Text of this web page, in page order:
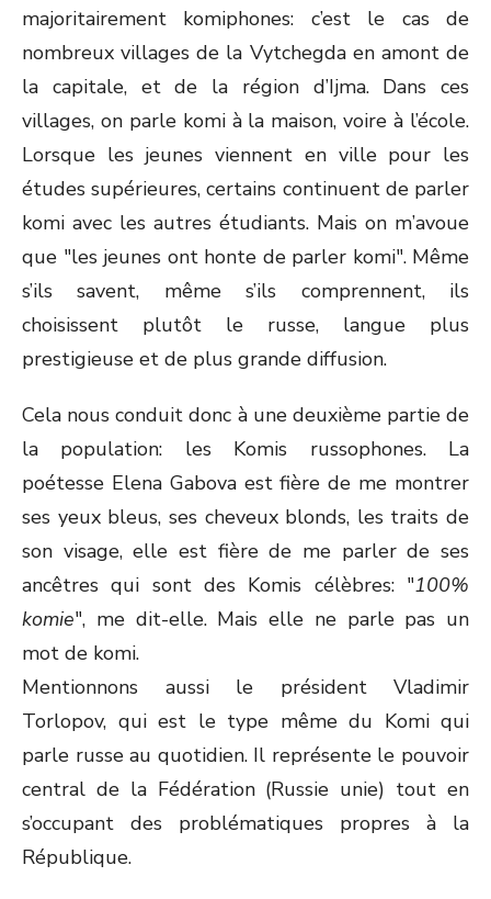
majoritairement komiphones: c’est le cas de
nombreux villages de la Vytchegda en amont de
la capitale, et de la région d’Ijma. Dans ces
villages, on parle komi à la maison, voire à l’école.
Lorsque les jeunes viennent en ville pour les
études supérieures, certains continuent de parler
komi avec les autres étudiants. Mais on m’avoue
que "les jeunes ont honte de parler komi". Même
s’ils savent, même s’ils comprennent, ils
choisissent plutôt le russe, langue plus
prestigieuse et de plus grande diffusion.
Cela nous conduit donc à une deuxième partie de
la population: les Komis russophones. La
poétesse Elena Gabova est fière de me montrer
ses yeux bleus, ses cheveux blonds, les traits de
son visage, elle est fière de me parler de ses
ancêtres qui sont des Komis célèbres: "100%
komie", me dit-elle. Mais elle ne parle pas un
mot de komi.
Mentionnons aussi le président Vladimir
Torlopov, qui est le type même du Komi qui
parle russe au quotidien. Il représente le pouvoir
central de la Fédération (Russie unie) tout en
s’occupant des problématiques propres à la
République.